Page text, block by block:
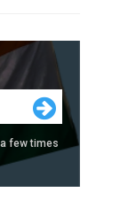
few times